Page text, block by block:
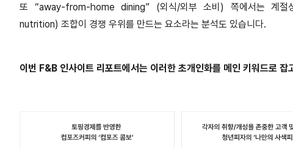
또 “away-from-home dining” (외식/외부 소비) 쪽에서는 계
nutrition) 조합이 경쟁 우위를 만드는 요소라는 분석도 있습니다.
이번 F&B 인사이트 리포트에서는 이러한 초개인화를 메인 키워드로